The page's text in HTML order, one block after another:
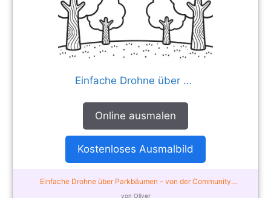
Einfache Drohne über Parkbäumen
Online ausmalen
Kostenloses Ausmalbild
Einfache Drohne über Parkbäumen – von der Community
von Oliver